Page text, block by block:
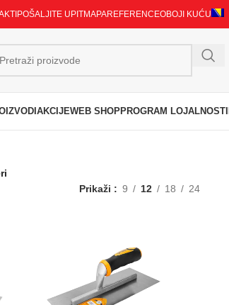
POŠALJITE UPITMAPAREFERENCEOBOJI KUĆU
AKCIJEWEB SHOPPROGRAM LOJALNOSTI
Prikaži 9 12 18 24